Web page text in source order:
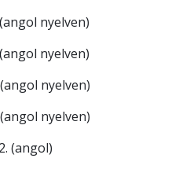
nyelven)
nyelven)
nyelven)
nyelven)
(angol)